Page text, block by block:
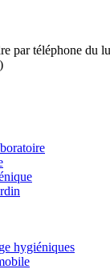
par téléphone du
hygiéniques